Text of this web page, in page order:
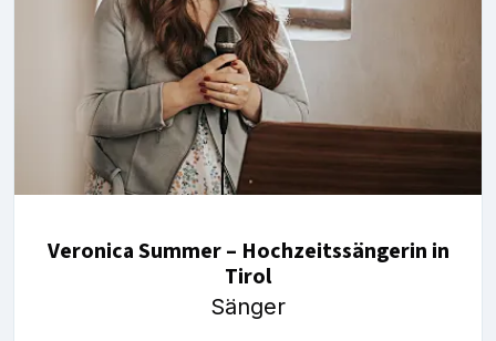
Veronica Summer – Hochzeitssängerin in
Tirol
Sänger